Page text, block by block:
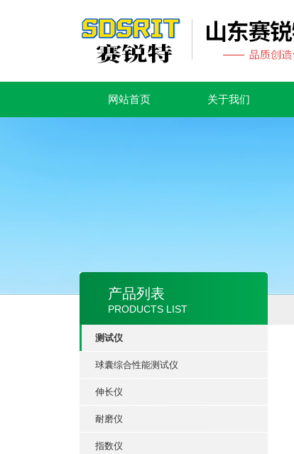
网站首页 关于我们
产品列表
PRODUCTS LIST
测试仪
球囊综合性能测试仪
伸长仪
耐磨仪
指数仪